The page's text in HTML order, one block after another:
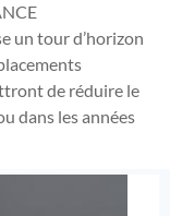
un tour d’horizon
de réduire le
dans les années